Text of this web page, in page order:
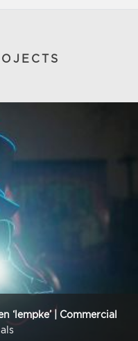
‘lempke’ | Commercial